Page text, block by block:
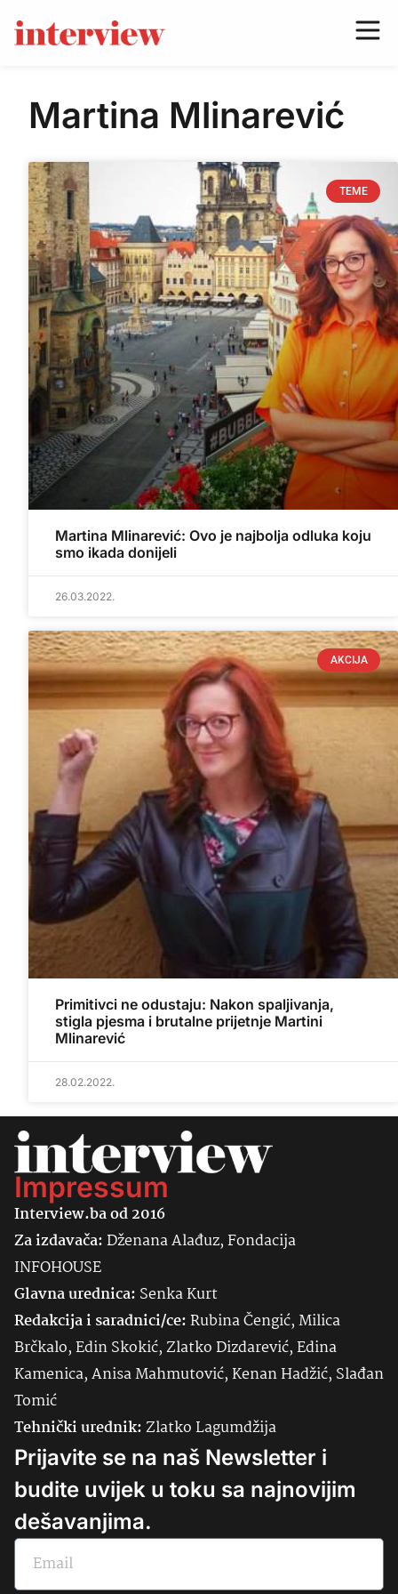
Martina Mlinarević
TEME
Martina Mlinarević: Ovo je najbolja odluka koju
smo ikada donijeli
26.03.2022.
AKCIJA
Primitivci ne odustaju: Nakon spaljivanja,
stigla pjesma i brutalne prijetnje Martini
Mlinarević
28.02.2022.
Impressum
Interview.ba od 2016
Za izdavača:Dženana Alađuz, Fondacija
INFOHOUSE
Glavna urednica: SenkaKurt
Redakcija i saradnici/ce:Rubina Čengić, Milica
Brčkalo, Edin Skokić, Zlatko Dizdarević, Edina
Kamenica, Anisa Mahmutović, Kenan Hadžić, Slađan
Tomić
Tehnički urednik:Zlatko Lagumdžija
Prijavite se na naš Newsletter i
budite uvijek u toku sa najnovijim
dešavanjima.